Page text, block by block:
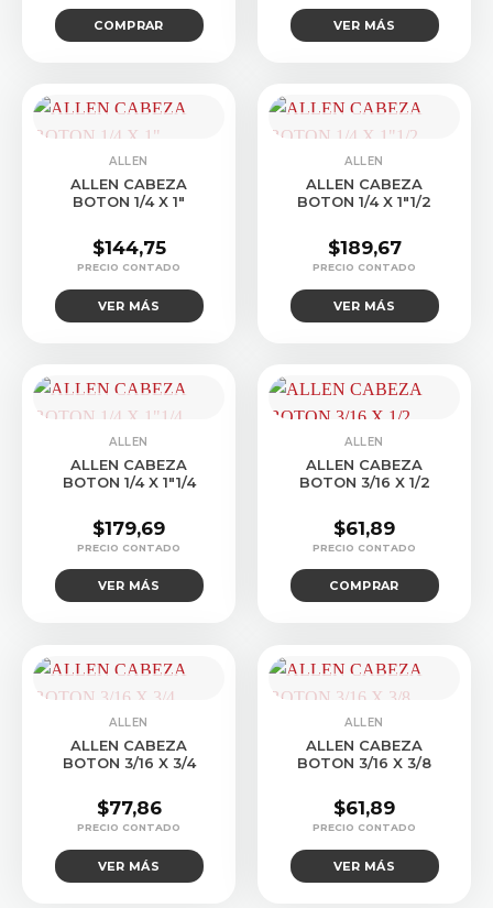
COMPRAR VER MÁS
ALLEN
ALLEN CABEZA
BOTON 1/4 X 1″
$144,75
VER MÁS
ALLEN
ALLEN CABEZA
BOTON 1/4 X 1″1/2
$189,67
VER MÁS
ALLEN
ALLEN CABEZA
BOTON 1/4 X 1″1/4
$179,69
VER MÁS
ALLEN
ALLEN CABEZA
BOTON 3/16 X 1/2
$61,89
COMPRAR
ALLEN
ALLEN CABEZA
BOTON 3/16 X 3/4
$77,86
VER MÁS
ALLEN
ALLEN CABEZA
BOTON 3/16 X 3/8
$61,89
VER MÁS